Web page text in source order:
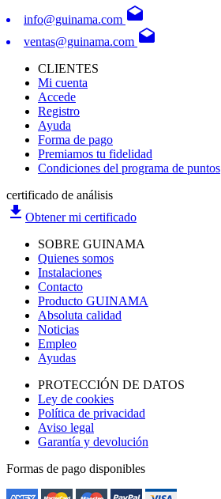
info@guinama.com drafts
ventas@guinama.com drafts
CLIENTES
Mi cuenta
Accede
Registro
Ayuda
Forma de pago
Premiamos tu fidelidad
Condiciones del programa de puntos
certificado de análisis
file_download Obtener mi certificado
SOBRE GUINAMA
Quienes somos
Instalaciones
Contacto
Producto GUINAMA
Absoluta calidad
Noticias
Empleo
Ayudas
PROTECCIÓN DE DATOS
Ley de cookies
Política de privacidad
Aviso legal
Garantía y devolución
Formas de pago disponibles